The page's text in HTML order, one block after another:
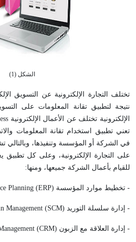
الشكل (1)
نتيجة لتطبيق تقانة المعلومات على
تعني تطبيق استخدام تقانة المعلومات
في الشركة أو المؤسسة وتنفيذها، وبالتالي
على التجارة الإلكترونية، وعلى كل تطبيق
للقيام بأعمال الشركة جميعها، ومنها:
- تخطيط موارد المؤسسة Enterprise Resource Planning (ERP)
- إدارة سلسلة التوريد Supply Chain Management (SCM)
- إدارة العلاقة مع الزبون Customer Relation Management (CRM)